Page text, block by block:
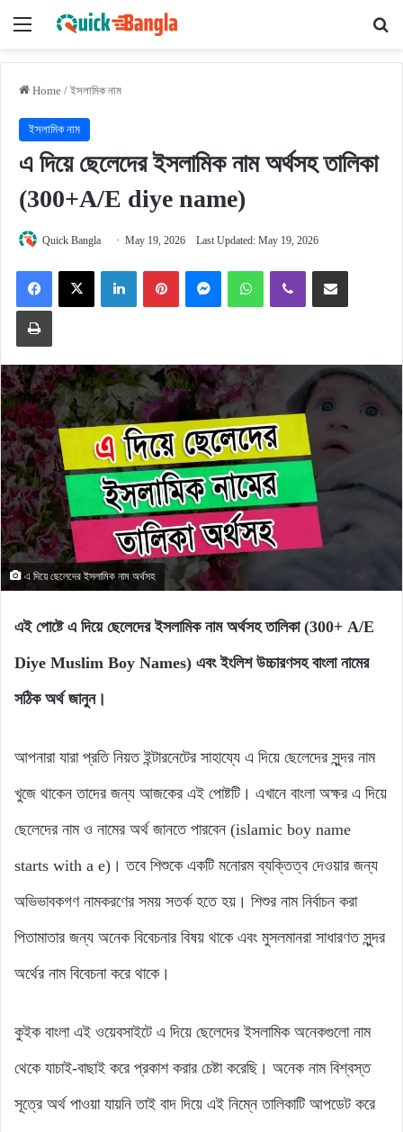
Menu
Home / ইসলামিক নাম
ইসলামিক নাম
এ দিয়ে ছেলেদের ইসলামিক নাম অর্থসহ তালিকা
(300+A/E diye name)
Quick Bangla May 19, 2026 Last Updated: May 19, 2026
FacebookX LinkedInPinterestMessengerWhatsAppViber Share via Email
Print
এ দিয়ে ছেলেদের ইসলামিক নাম অর্থসহ
এই পোষ্টে এ দিয়ে ছেলেদের ইসলামিক নাম অর্থসহ তালিকা (300+ A/E
Diye Muslim Boy Names) এবং ইংলিশ উচ্চারণসহ বাংলা নামের
সঠিক অর্থ জানুন।
আপনারা যারা প্রতি নিয়ত ইন্টারনেটের সাহায্যে এ দিয়ে ছেলেদের সুন্দর নাম
খুজে থাকেন তাদের জন্য আজকের এই পোষ্টটি। এখানে বাংলা অক্ষর এ দিয়ে
ছেলেদের নাম ও নামের অর্থ জানতে পারবেন (islamic boy name
starts with a e)। তবে শিশুকে একটি মনোরম ব্যক্তিত্ব দেওয়ার জন্য
অভিভাবকগণ নামকরণের সময় সতর্ক হতে হয়। শিশুর নাম নির্বাচন করা
পিতামাতার জন্য অনেক বিবেচনার বিষয় থাকে এবং মুসলমানরা সাধারণত সুন্দর
অর্থের নাম বিবেচনা করে থাকে।
কুইক বাংলা এই ওয়েবসাইটে এ দিয়ে ছেলেদের ইসলামিক অনেকগুলো নাম
থেকে যাচাই-বাছাই করে প্রকাশ করার চেষ্টা করেছি। অনেক নাম বিশ্বস্ত
সূত্রে অর্থ পাওয়া যায়নি তাই বাদ দিয়ে এই নিম্নে তালিকাটি আপডেট করে